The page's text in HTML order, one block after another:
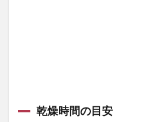
乾燥時間の目安